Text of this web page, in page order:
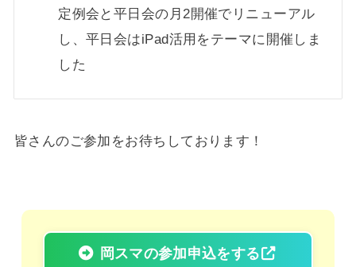
定例会と平日会の月2開催でリニューアル
し、平日会はiPad活用をテーマに開催しま
した
皆さんのご参加をお待ちしております！
岡スマの参加申込をする